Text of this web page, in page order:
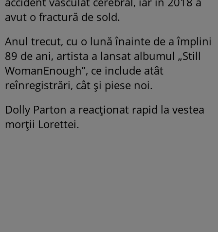
avut o fractură de sold.
Anul trecut, cu o lună înainte de a împlini
89 de ani, artista a lansat albumul „Still
WomanEnough”, ce include atât
reînregistrări, cât și piese noi.
Dolly Parton a reacționat rapid la vestea
morții Lorettei.